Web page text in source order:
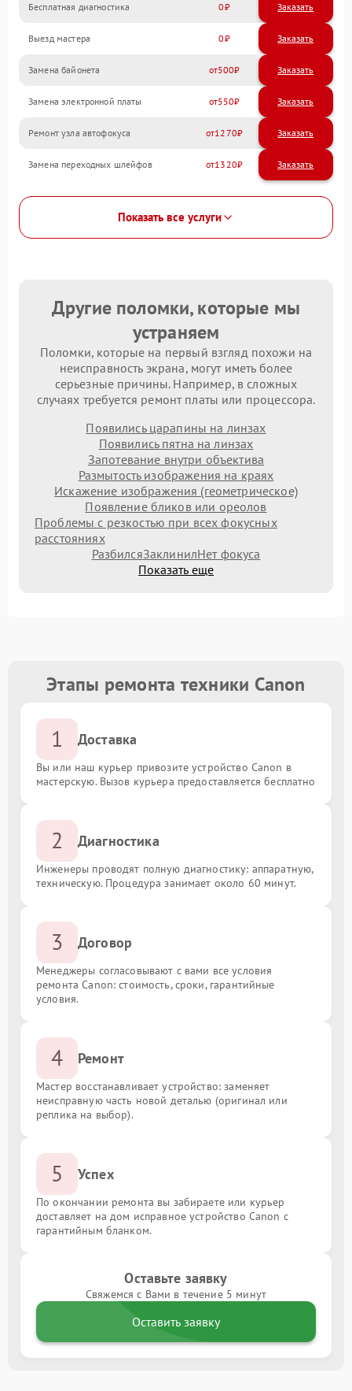
Бесплатная диагностика 0 Заказать
Выезд мастера 0 Заказать
Замена байонета 500
Замена электронной платы 550
Ремонт узла автофокуса 1270
Замена переходных шлейфов 1320
Показать все услуги
Другие поломки, которые мы
устраняем
Поломки, которые на первый взгляд похожи на
неисправность экрана, могут иметь более
серьезные причины. Например, в сложных
случаях требуется ремонт платы или процессора.
Появились царапины на линзах
Появились пятна на линзах
Запотевание внутри объектива
Размытость изображения на краях
Искажение изображения (геометрическое)
Появление бликов или ореолов
Проблемы с резкостью при всех фокусных
расстояниях
РазбилсяЗаклинилНет фокуса
Показать еще
Этапы ремонта техники Canon
1 Доставка
Вы или наш курьер привозите устройство Canon в
мастерскую. Вызов курьера предоставляется бесплатно
2 Диагностика
Инженеры проводят полную диагностику: аппаратную,
техническую. Процедура занимает около 60 минут.
3 Договор
Менеджеры согласовывают с вами все условия
ремонта Canon: стоимость, сроки, гарантийные
условия.
4 Ремонт
Мастер восстанавливает устройство: заменяет
неисправную часть новой деталью (оригинал или
реплика на выбор).
5 Успех
По окончании ремонта вы забираете или курьер
доставляет на дом исправное устройство Canon с
гарантийным бланком.
Оставьте заявку
Свяжемся с Вами в течение 5 минут
Оставить заявку